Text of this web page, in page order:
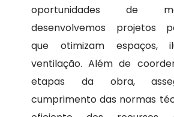
oportunidades de
desenvolvemos projetos
que otimizam espaços,
ventilação. Além de
etapas da obra,
cumprimento das normas